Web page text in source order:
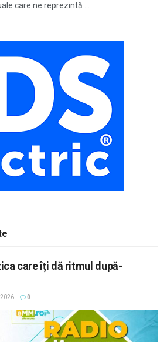
care ne reprezintă ...
care îți dă ritmul după-
0